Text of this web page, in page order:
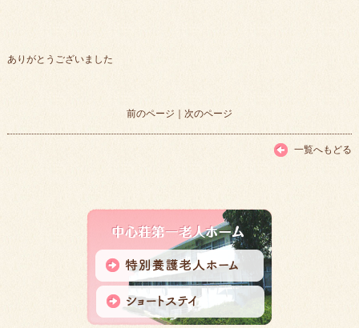
ありがとうございました
前のページ ｜ 次のページ
一覧へもどる